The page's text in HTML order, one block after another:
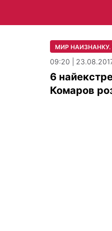
МИР НАИЗНАНКУ.
09:20 |
6
Комаров